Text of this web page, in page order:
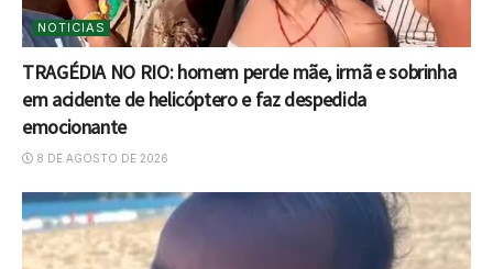
NOTICIAS
TRAGÉDIA NO RIO: homem perde mãe, irmã e sobrinha
em acidente de helicóptero e faz despedida
emocionante
8 DE AGOSTO DE 2026